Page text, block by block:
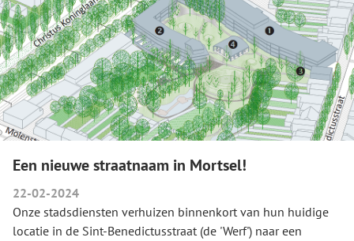
Een nieuwe straatnaam in Mortsel!
22-02-2024
Onze stadsdiensten verhuizen binnenkort van hun huidige
locatie in de Sint-Benedictusstraat (de 'Werf') naar een